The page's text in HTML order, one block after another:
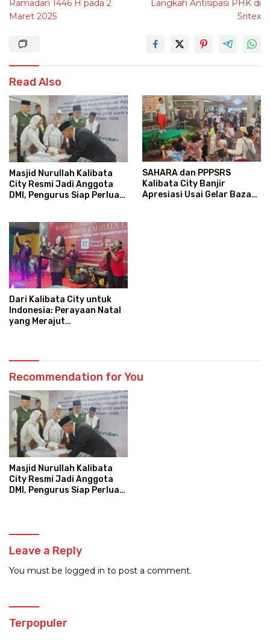
Ramadan 1446 H pada 2
Maret 2025
Langkah Antisipasi PHK di
Sritex
Read Also
Masjid Nurullah Kalibata
City Resmi Jadi Anggota
DMI, Pengurus Siap Perluas
SAHARA dan PPPSRS
Kalibata City Banjir
Apresiasi Usai Gelar Bazaar
Dari Kalibata City untuk
Indonesia: Perayaan Natal
yang Merajut
Recommendation for You
Masjid Nurullah Kalibata
City Resmi Jadi Anggota
DMI, Pengurus Siap Perluas
Leave a Reply
You must be logged in to post a comment.
Terpopuler